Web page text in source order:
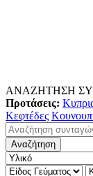
ΑΝΑΖΗΤΗΣΗ
Προτάσεις:
Κεφτέδες